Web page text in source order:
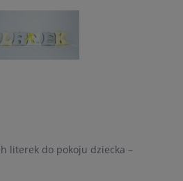
literek do pokoju dziecka –